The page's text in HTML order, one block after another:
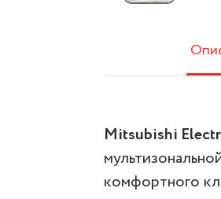
Mitsubishi
комфортного